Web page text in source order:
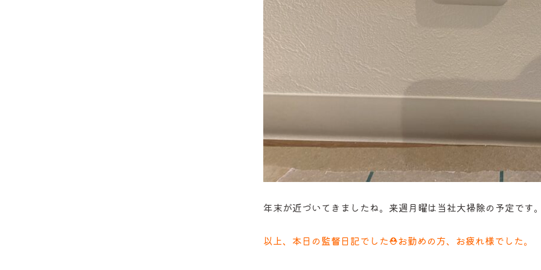
年末が近づいてきましたね。来週月曜は当社大掃除の予定です
以上、本日の監督日記でした⛑お勤めの方、お疲れ様でした。